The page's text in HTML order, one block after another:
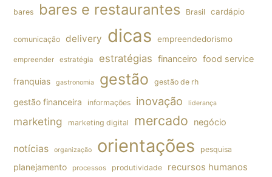
bares bares e restaurantes Brasil cardápio
comunicação delivery dicas empreendedorismo
empreender estratégia estratégias financeiro food service
franquias gastronomia gestão gestão de rh
gestão financeira informações inovação liderança
marketing marketing digital mercado negócio
notícias organização orientações pesquisa
planejamento processos produtividade recursos humanos